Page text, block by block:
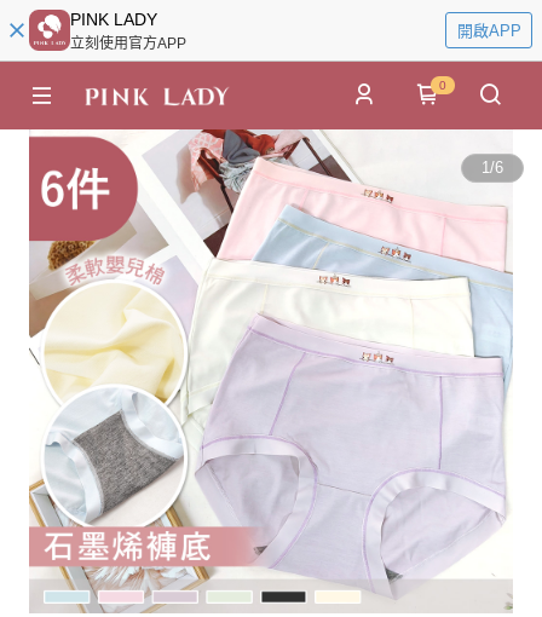
PINK LADY
立刻使用官方APP
開啟APP
0
1/6